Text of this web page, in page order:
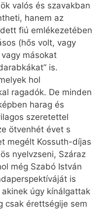
valós és szavakban
hanem az
fiú emlékezetében
(hős volt, vagy
másokat
is.
hol
ragadók. De minden
harag és
szeretettel
ötvenhét évet s
megélt Kossuth-díjas
nyelvzseni, Száraz
még Szabó István
is
úgy kínálgattak
csak érettségije sem